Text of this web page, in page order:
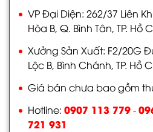
VP Đại Diện: 262/37 Liên
Hòa B, Q. Bình Tân, TP. Hồ
Xưởng Sản Xuất: F2/20G
Lộc B, Bình Chánh, TP. Hồ
Giá bán chưa bao gồm
Hotline: 0907 113 779-
721 931